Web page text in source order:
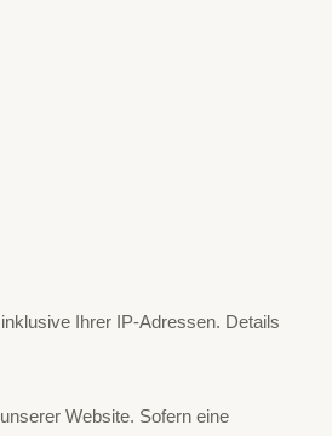
Ihrer IP-Adressen. Details
Website. Sofern eine